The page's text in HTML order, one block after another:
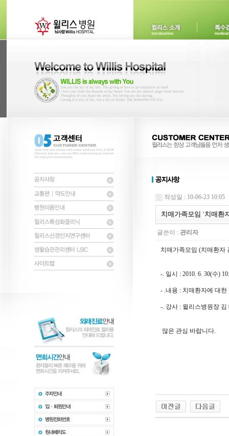
작성일 : 10-06-23 10:05
치매가족모임 '치매환
글쓴이 : 관리자
치매가족모임 (치매환자
-. 일시 : 2010. 6. 30(수)
- .내용 : 치매환자에 대
-. 강사 : 윌리스병원장 김
많은 관심 바랍니다.